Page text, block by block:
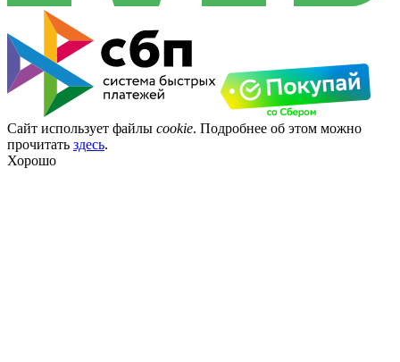
Сайт использует файлы cookie. Подробнее об этом можно
прочитать здесь.
Хорошо